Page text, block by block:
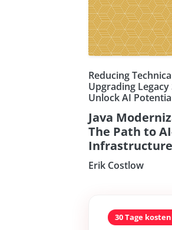
Reducing
Upgrading
Unlock AI
Java
The Path to
Infrastructure
Erik Costlow
30 Tage